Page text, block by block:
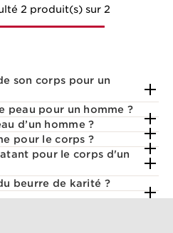
2 produit(s) sur 2
son corps pour un
peau pour un homme ?
d’un homme ?
pour le corps ?
pour le corps d'un
beurre de karité ?